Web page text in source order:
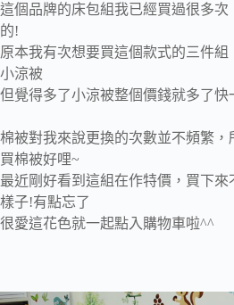
這個品牌的床包組我已經買過很多次
的!
原本我有次想要買這個款式的三件組
小涼被
但覺得多了小涼被整個價錢就多了快
棉被對我來說更換的次數並不頻繁，
買棉被好哩~
最近剛好看到這組在作特價，買下
樣子!有點忘了
很愛這花色就一起點入購物車啦^^